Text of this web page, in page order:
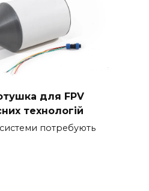
для FPV
технологій
системи потребують